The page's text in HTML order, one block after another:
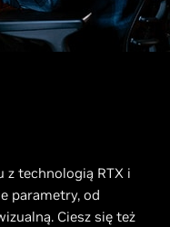
z technologią RTX i
parametry, od
Ciesz się też